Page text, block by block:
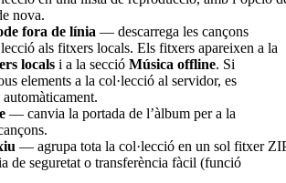
nova.
fora de línia — descarrega les cançons
als fitxers locals. Els fitxers apareixen a la
locals i a la secció Música offline. Si
elements a la col·lecció al servidor, es
automàticament.
— canvia la portada de l’àlbum per a la
— agrupa tota la col·lecció en un sol fitxer
de seguretat o transferència fàcil (funció